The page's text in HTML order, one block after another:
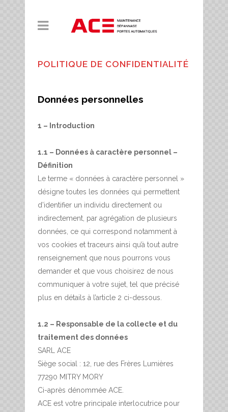
POLITIQUE DE CONFIDENTIALITÉ
Données personnelles
1 – Introduction
1.1 – Données à caractère personnel –
Définition
Le terme « données à caractère personnel »
désigne toutes les données qui permettent
d’identifier un individu directement ou
indirectement, par agrégation de plusieurs
données, ce qui correspond notamment à
vos cookies et traceurs ainsi qu’à tout autre
renseignement que nous pourrons vous
demander et que vous choisirez de nous
communiquer à votre sujet, tel que précisé
plus en détails à l’article 2 ci-dessous.
1.2 – Responsable de la collecte et du
traitement des données
SARL ACE
Siège social : 12, rue des Frères Lumières
77290 MITRY MORY
Ci-après dénommée ACE.
ACE est votre principale interlocutrice pour